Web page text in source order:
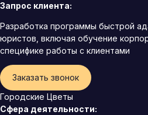
Запрос клиента:
Разработка программы быстрой
юристов, включая обучение
специфике работы с клиентами
Заказать звонок
Городские Цветы
Сфера деятельности: